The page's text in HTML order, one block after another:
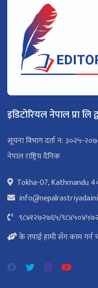
इडिटोरियल नेपाल प्रा लि
सूचना विभाग दर्ता न: ३०२५-
नेपाल राष्ट्रिय दैनिक
Tokha-07, Kathmandu
९८४१२७२७६५/
के तपाई हामी सँग काम गर्न